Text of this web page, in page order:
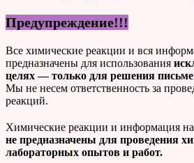
Предупреждение!!!
Все химические реакции и вся
предназначены для использования
целях — только для решения
Мы не несем ответственность за
реакций.
Химические реакции и информация на
не предназначены для проведения
лабораторных опытов и работ.